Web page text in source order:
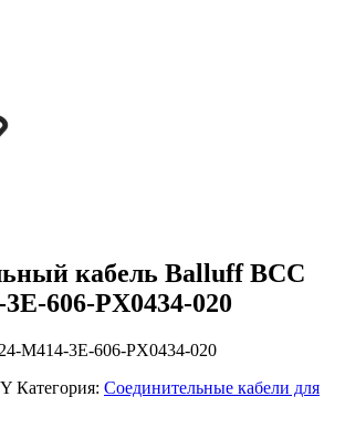
кабель Balluff BCC
606-PX0434-020
M414-3E-606-PX0434-020
Категория: Соединительные кабели для